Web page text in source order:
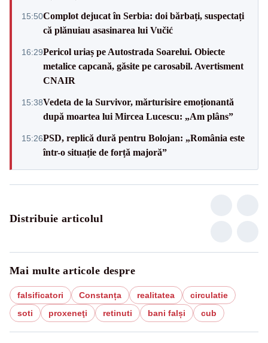
15:50Complot dejucat în Serbia: doi bărbați, suspectați
că plănuiau asasinarea lui Vučić
16:29Pericol uriaș pe Autostrada Soarelui. Obiecte
metalice capcană, găsite pe carosabil. Avertisment
CNAIR
15:38Vedeta de la Survivor, mărturisire emoționantă
după moartea lui Mircea Lucescu: „Am plâns”
15:26PSD, replică dură pentru Bolojan: „România este
într-o situație de forță majoră”
Distribuie articolul
Mai multe articole despre
falsificatori Constanța realitatea
circulatie
soti
proxeneţi retinuti bani falși cub